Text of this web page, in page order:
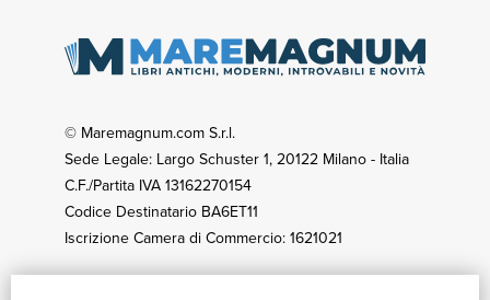
© Maremagnum.com S.r.l.
Sede Legale: Largo Schuster 1, 20122 Milano - Italia
C.F./Partita IVA 13162270154
Codice Destinatario BA6ET11
Iscrizione Camera di Commercio: 1621021